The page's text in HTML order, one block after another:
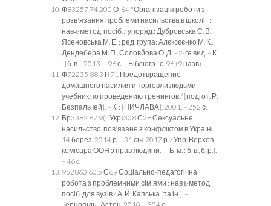
Ф83257 74.200 О-64 "Організація роботи з
розв'язання проблеми насильства в школі" :
навч.-метод. посіб. / упоряд.: Дубровська Є. В.,
Ясеновська М. Е. ; ред. група: Алєксєєнко М. К.,
Дендебера М. П., Соловйова О. Д. – 2-ге вид. – К.
: [б. в.], 2013. – 96 с. – Бібліогр.: с. 96 (9 назв).
Ф72235 88.3 П71 Предотвращение
домашнего насилия и торговли людьми :
учебник по проведению тренингов / [подгот. Р.
Безпальчей]. – К. : [НИЧЛАВА], 2001. – 252 с.
Бр3382 67.9(4Укр)308 С28 Сексуальне
насильство, пов'язане з конфліктом в Україні :
14 берез. 2014 р. – 31 січ. 2017 р. / Упр. Верхов.
комісара ООН з прав людини. – [Б. м. : б. в., б. р.].
– 46 c.
952860 60.5 С69 Соціально-педагогічна
робота з проблемними сім'ями : навч.-метод.
посіб. для вузів / А. Й. Капська [та ін.]. –